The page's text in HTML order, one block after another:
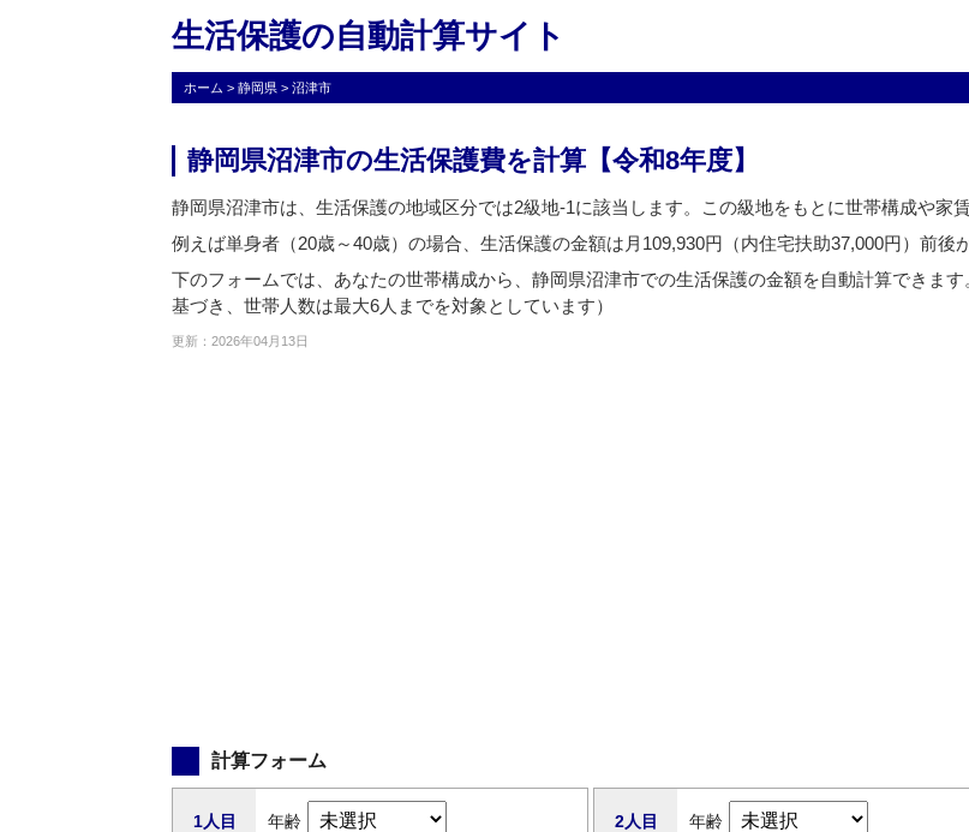
生活保護の自動計算サイト
ホーム > 静岡県 > 沼津市
静岡県沼津市の生活保護費を計算【令和8年度】
静岡県沼津市は、生活保護の地域区分では2級地-1に該当します。この級地をもとに世帯構成や家
例えば単身者（20歳～40歳）の場合、生活保護の金額は月109,930円（内住宅扶助37,000円）前後
下のフォームでは、あなたの世帯構成から、静岡県沼津市での生活保護の金額を自動計算できま
基づき、世帯人数は最大6人までを対象としています）
更新：2026年04月13日
計算フォーム
1人目
年齢
2人目
年齢